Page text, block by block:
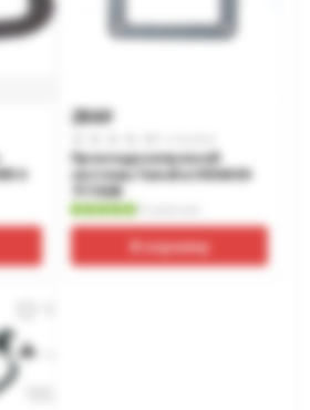
284
Прокладка впускной
системы Yamaha VK540 09-
711182B
В корзину